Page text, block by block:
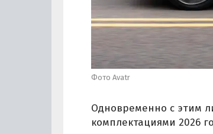
Фото Avatr
Одновременно с этим
комплектациями 2026